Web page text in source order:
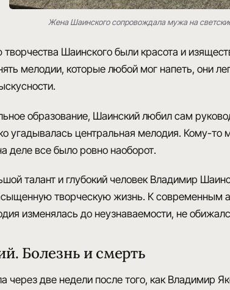
Жена Шаинского сопровождала мужа на
Шаинского были красота и
мелодии, которые любой мог напеть, они
образование, Шаинский любил сам
угадывалась центральная мелодия. Кому-то
деле все было ровно наоборот.
талант и глубокий человек Владимир
творческую жизнь. К современным
изменялась до неузнаваемости, не
Болезнь и смерть
через две недели после того, как Владимир